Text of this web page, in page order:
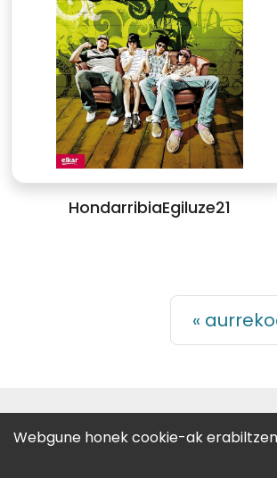
HondarribiaEgiluze21
«
Zemoria,
Webgune honek cookie-ak